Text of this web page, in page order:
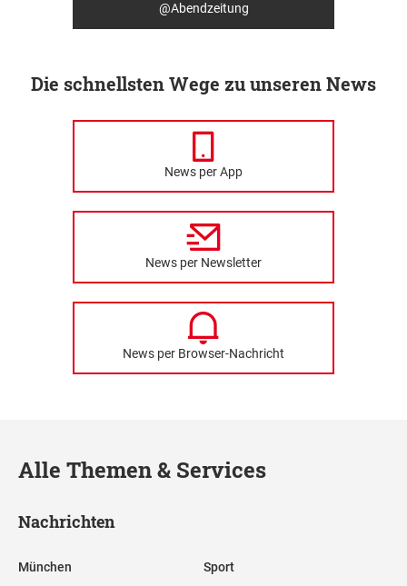
@Abendzeitung
Die schnellsten Wege zu unseren News
News per App
News per Newsletter
News per Browser-Nachricht
Alle Themen & Services
Nachrichten
München Sport